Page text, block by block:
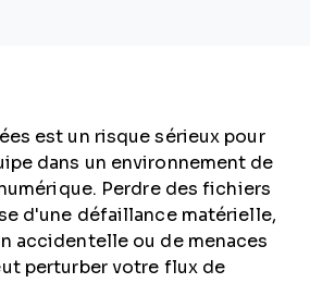
est un risque sérieux pour
dans un environnement de
Perdre des fichiers
d'une défaillance matérielle,
accidentelle ou de menaces
perturber votre flux de